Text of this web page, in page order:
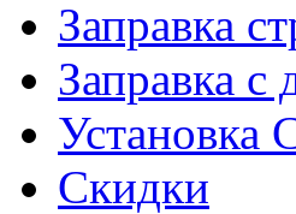
Заправка
Заправка с
Скидки